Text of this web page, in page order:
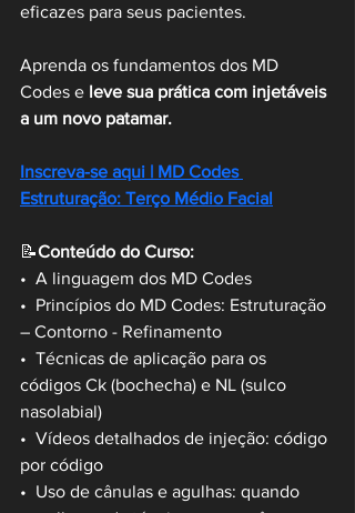
eficazes para seus pacientes.
Aprenda os fundamentos dos MD
Codes e leve sua prática com injetáveis
a um novo patamar.
Inscreva-se aqui | MD Codes
Estruturação: Terço Médio Facial
📝Conteúdo do Curso:
•  A linguagem dos MD Codes
•  Princípios do MD Codes: Estruturação
– Contorno - Refinamento
•  Técnicas de aplicação para os
códigos Ck (bochecha) e NL (sulco
nasolabial)
•  Vídeos detalhados de injeção: código
por código
•  Uso de cânulas e agulhas: quando